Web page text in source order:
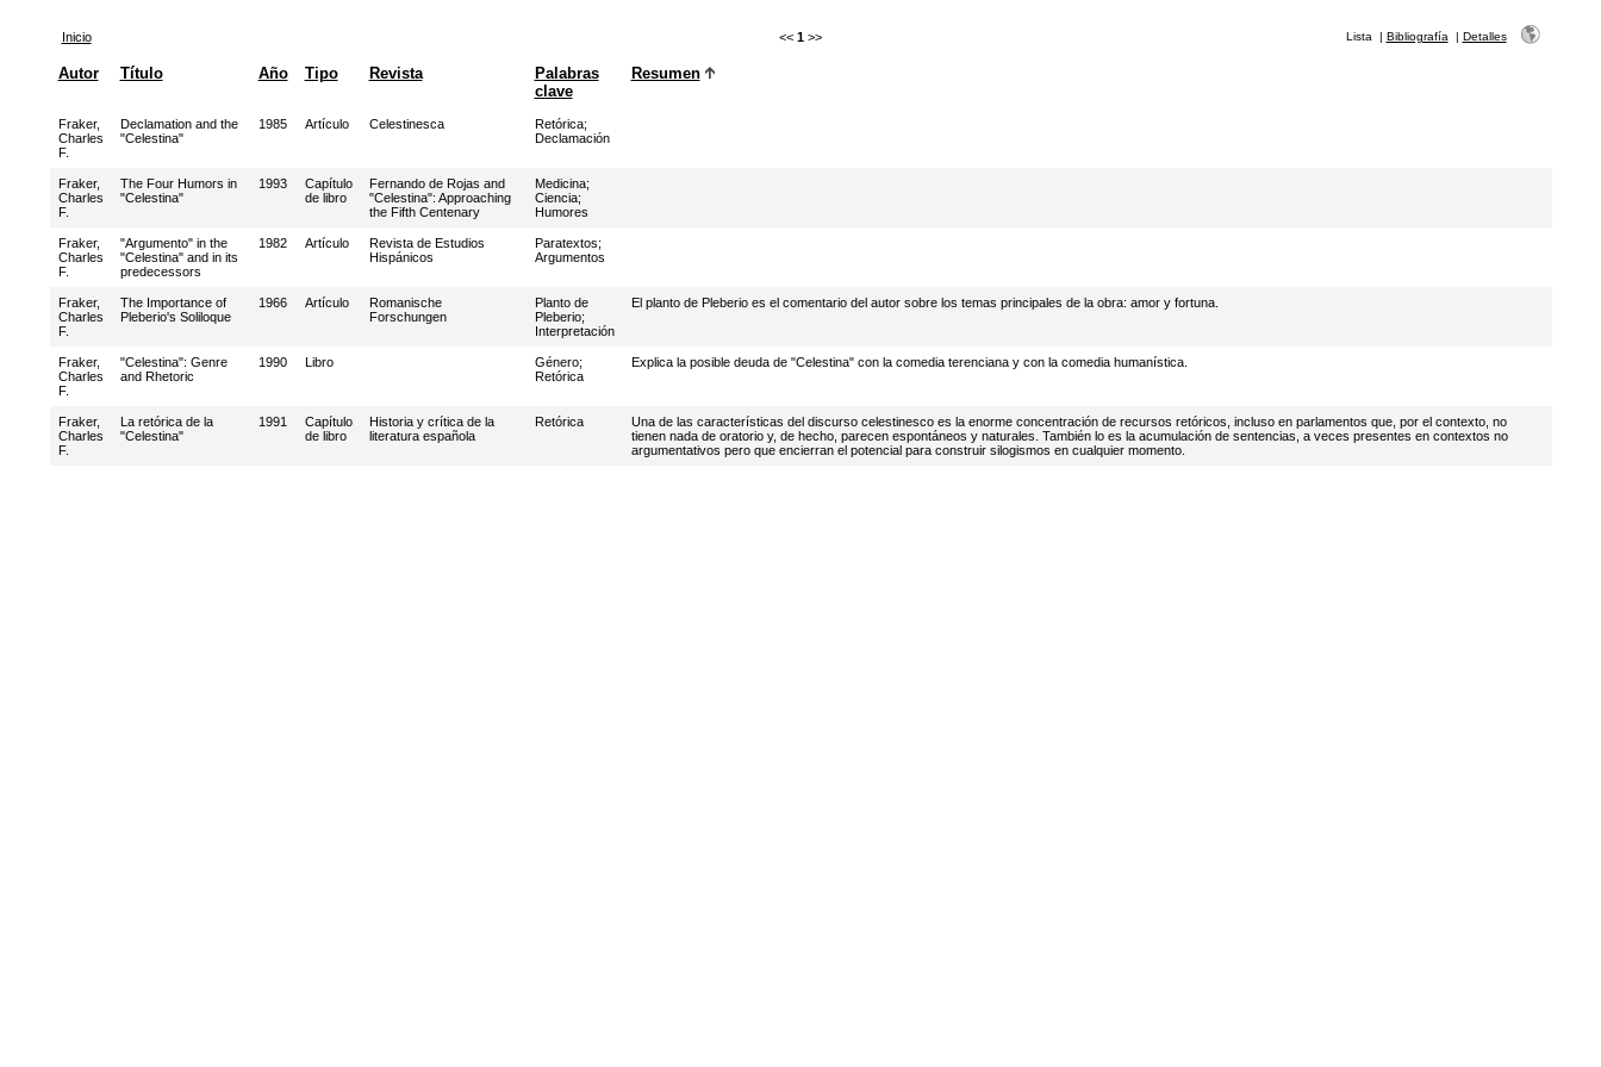
Inicio << 1 >> Lista | Bibliografía | Detalles
Autor Título Año Tipo Revista
Palabras
clave
Resumen
Fraker,
Charles
F.
Declamation and the
"Celestina"
1985 Artículo Celestinesca Retórica;
Declamación
Fraker,
Charles
F.
The Four Humors in
"Celestina"
1993
Capítulo
de libro
Fernando de Rojas and
"Celestina": Approaching
the Fifth Centenary
Medicina;
Ciencia;
Humores
Fraker,
Charles
F.
"Argumento" in the
"Celestina" and in its
predecessors
1982 Artículo
Revista de Estudios
Hispánicos
Paratextos;
Argumentos
Fraker,
Charles
F.
The Importance of
Pleberio's Soliloque
1966 Artículo
Romanische
Forschungen
Planto de
Pleberio;
Interpretación
El planto de Pleberio es el comentario del autor sobre los temas principales de la obra: amor y fortuna.
Fraker,
Charles
F.
"Celestina": Genre
and Rhetoric
1990 Libro Género;
Retórica
Explica la posible deuda de "Celestina" con la comedia terenciana y con la comedia humanística.
Fraker,
Charles
F.
La retórica de la
"Celestina"
1991
Capítulo
de libro
Historia y crítica de la
literatura española
Retórica
Una de las características del discurso celestinesco es la enorme concentración de recursos retóricos, incluso en parlamentos que, por el contexto, no
tienen nada de oratorio y, de hecho, parecen espontáneos y naturales. También lo es la acumulación de sentencias, a veces presentes en contextos no
argumentativos pero que encierran el potencial para construir silogismos en cualquier momento.